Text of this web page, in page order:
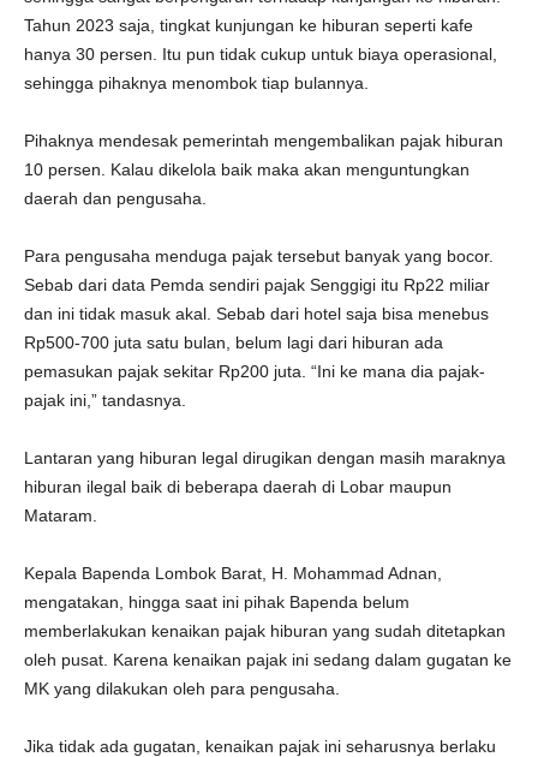
Tahun 2023 saja, tingkat kunjungan ke hiburan seperti kafe
hanya 30 persen. Itu pun tidak cukup untuk biaya operasional,
sehingga pihaknya menombok tiap bulannya.
Pihaknya mendesak pemerintah mengembalikan pajak hiburan
10 persen. Kalau dikelola baik maka akan menguntungkan
daerah dan pengusaha.
Para pengusaha menduga pajak tersebut banyak yang bocor.
Sebab dari data Pemda sendiri pajak Senggigi itu Rp22 miliar
dan ini tidak masuk akal. Sebab dari hotel saja bisa menebus
Rp500-700 juta satu bulan, belum lagi dari hiburan ada
pemasukan pajak sekitar Rp200 juta. “Ini ke mana dia pajak-
pajak ini,” tandasnya.
Lantaran yang hiburan legal dirugikan dengan masih maraknya
hiburan ilegal baik di beberapa daerah di Lobar maupun
Mataram.
Kepala Bapenda Lombok Barat, H. Mohammad Adnan,
mengatakan, hingga saat ini pihak Bapenda belum
memberlakukan kenaikan pajak hiburan yang sudah ditetapkan
oleh pusat. Karena kenaikan pajak ini sedang dalam gugatan ke
MK yang dilakukan oleh para pengusaha.
Jika tidak ada gugatan, kenaikan pajak ini seharusnya berlaku